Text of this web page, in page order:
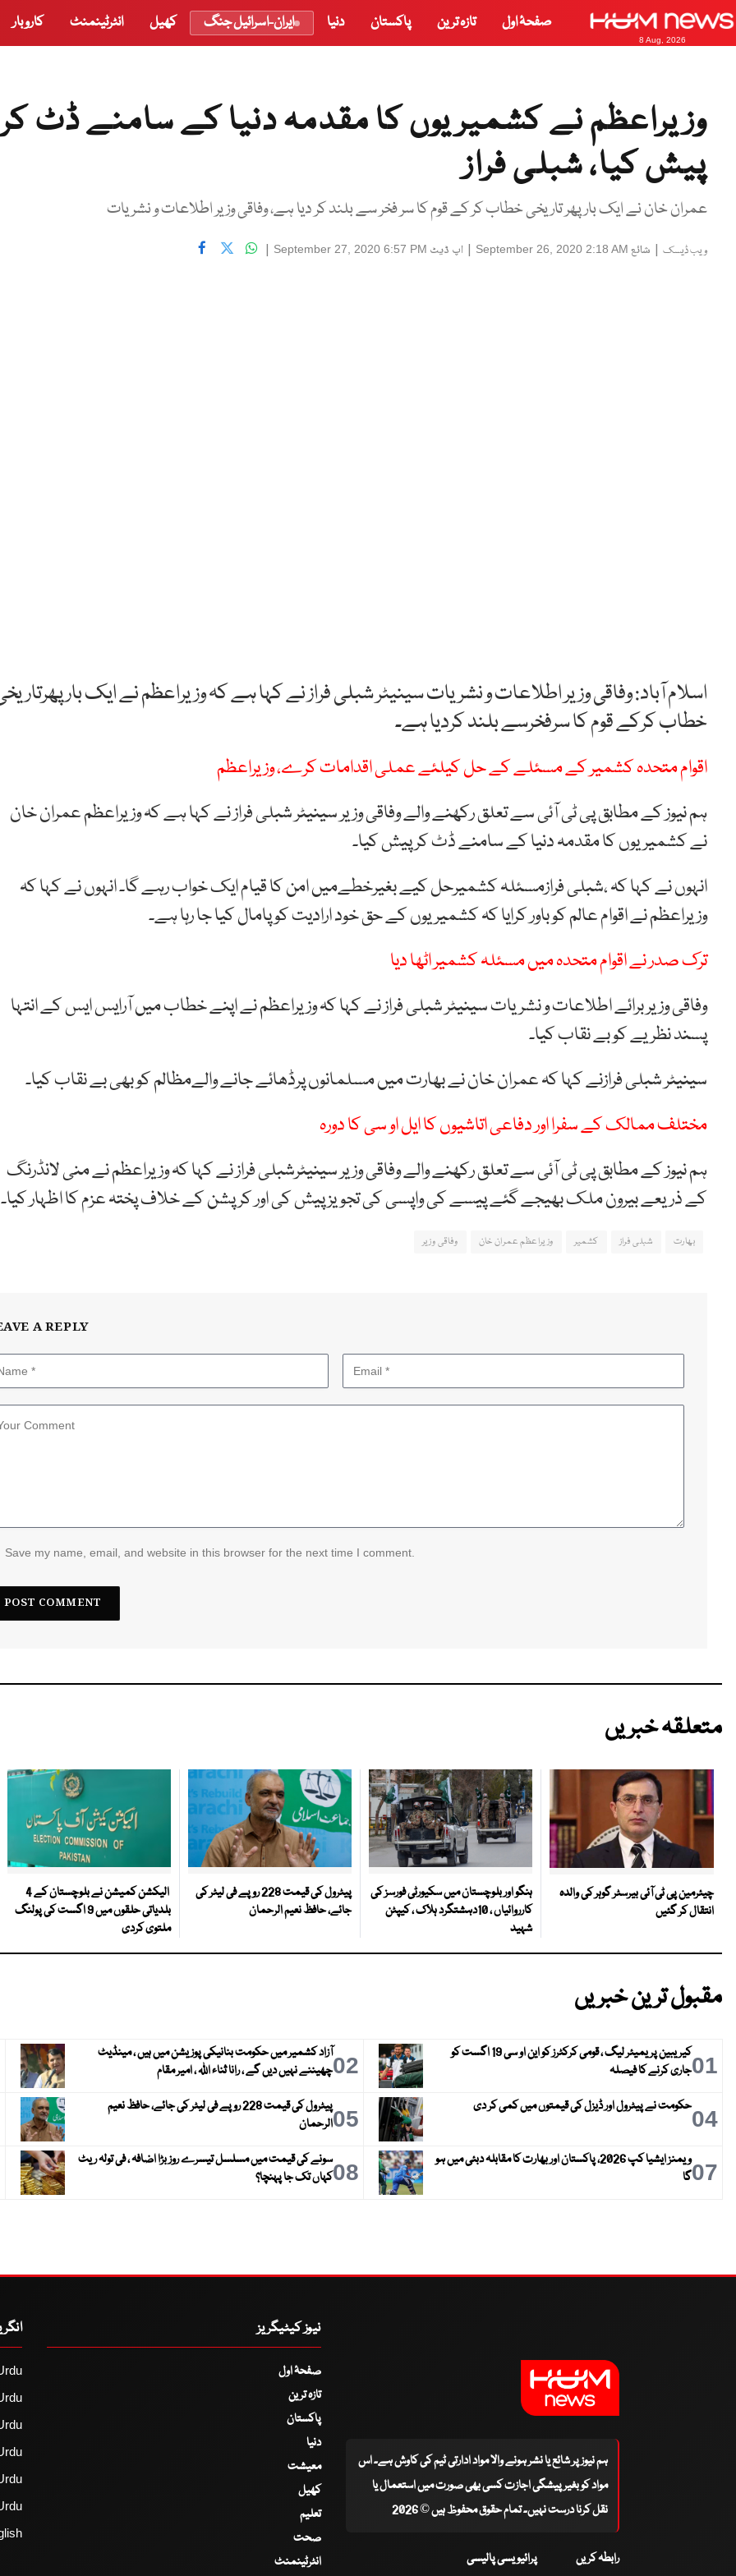
8 Aug, 2026
صفحۂ اول تازہ ترین پاکستان دنیا ایران-اسرائیل جنگ کھیل انٹرٹینمنٹ کاروبار
وزیراعظم نے کشمیریوں کا مقدمہ دنیا کے سامنے ڈٹ کر
پیش کیا، شبلی فراز
عمران خان نے ایک بار پھر تاریخی خطاب کر کے قوم کا سر فخر سے بلند کر دیا ہے، وفاقی وزیر اطلاعات و نشریات
ویب ڈیسک | شائع September 26, 2020 2:18 AM
| اپ ڈیٹ September 27, 2020 6:57 PM
|
اسلام آباد: وفاقی وزیر اطلاعات و نشریات سینیٹر شبلی فراز نے کہا ہے کہ وزیراعظم نے ایک بار
خطاب کرکے قوم کا سرفخرسے بلند کردیا ہے۔
اقوام متحدہ کشمیر کے مسئلے کے حل کیلئے عملی اقدامات کرے، وزیراعظم
ہم نیوز کے مطابق پی ٹی آئی سے تعلق رکھنے والے وفاقی وزیر سینیٹر شبلی فراز نے کہا ہے کہ وزیراعظم عمران خان
نے کشمیریوں کا مقدمہ دنیا کے سامنے ڈٹ کر پیش کیا۔
انہوں نے کہا کہ ،شبلی فرازمسئلہ کشمیرحل کیے بغیرخطےمیں امن کا قیام ایک خواب رہے گا۔ انہوں نے کہا کہ
وزیراعظم نے اقوام عالم کو باور کرایا کہ کشمیریوں کے حق خود ارادیت کو پامال کیا جا رہا ہے۔
ترک صدر نے اقوام متحدہ میں مسئلہ کشمیر اٹھا دیا
وفاقی وزیر برائے اطلاعات و نشریات سینیٹر شبلی فراز نے کہا کہ وزیراعظم نے اپنے خطاب میں آرایس ایس کے انتہا
پسند نظریے کو بے نقاب کیا۔
سینیٹر شبلی فرازنے کہا کہ عمران خان نے بھارت میں مسلمانوں پرڈھائے جانے والےمظالم کو بھی بے نقاب کیا۔
مختلف ممالک کے سفرا اور دفاعی اتاشیوں کا ایل او سی کا دورہ
ہم نیوز کے مطابق پی ٹی آئی سے تعلق رکھنے والے وفاقی وزیر سینیٹرشبلی فراز نے کہا کہ وزیراعظم نے منی لانڈرنگ
کے ذریعے بیرون ملک بھیجے گئے پیسے کی واپسی کی تجویز پیش کی اور کرپشن کے خلاف پختہ عزم کا اظہار کیا۔
بھارت شبلی فراز کشمیر وزیراعظم عمران خان وفاقی وزیر
A REPLY
Save my name, email, and website in this browser for the next time I comment.
متعلقہ خبریں
چیئرمین پی ٹی آئی بیرسٹر گوہر کی والدہ
انتقال کر گئیں
ہنگو اور بلوچستان میں سکیورٹی فورسز کی
کارروائیاں ، 10دہشتگرد ہلاک ، کیپٹن
شہید
پیٹرول کی قیمت 228 روپے فی لیٹر کی
جائے، حافظ نعیم الرحمان
الیکشن کمیشن نے بلوچستان کے 4
بلدیاتی حلقوں میں 9 اگست کی پولنگ
ملتوی کردی
مقبول ترین خبریں
01
کیریبین پریمیئر لیگ ، قومی کرکٹرز کو این او سی 19 اگست کو
جاری کرنے کا فیصلہ
02آزاد کشمیر میں حکومت بنانیکی پوزیشن میں ہیں ، مینڈیٹ
چھیننے نہیں دیں گے ، رانا ثناء اللہ ، امیر مقام
04حکومت نے پیٹرول اور ڈیزل کی قیمتوں میں کمی کر دی 05
پیٹرول کی قیمت 228 روپے فی لیٹر کی جائے، حافظ نعیم
الرحمان
07
ویمنز ایشیا کپ 2026، پاکستان اور بھارت کا مقابلہ دبئی میں ہو
گا
08سونے کی قیمت میں مسلسل تیسرے روز بڑا اضافہ ، فی تولہ ریٹ
کہاں تک جا پہنچا؟
ہم نیوز پر شائع یا نشر ہونے والا مواد ادارتی ٹیم کی کاوش ہے۔ اس
مواد کو بغیر پیشگی اجازت کسی بھی صورت میں استعمال یا
نقل کرنا درست نہیں۔ تمام حقوق محفوظ ہیں © 2026
رابطہ کریں پرائیویسی پالیسی
نیوز کیٹیگریز
صفحۂ اول
تازہ ترین
پاکستان
دنیا
معیشت
کھیل
تعلیم
صحت
انٹرٹینمنٹ